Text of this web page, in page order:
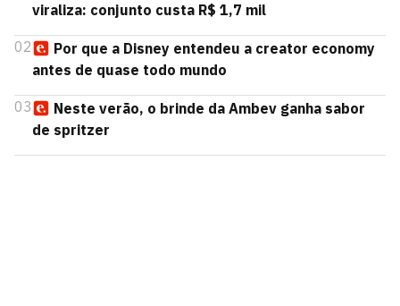
viraliza: conjunto custa R$ 1,7 mil
02
Por que a Disney entendeu a creator economy
antes de quase todo mundo
03
Neste verão, o brinde da Ambev ganha sabor
de spritzer